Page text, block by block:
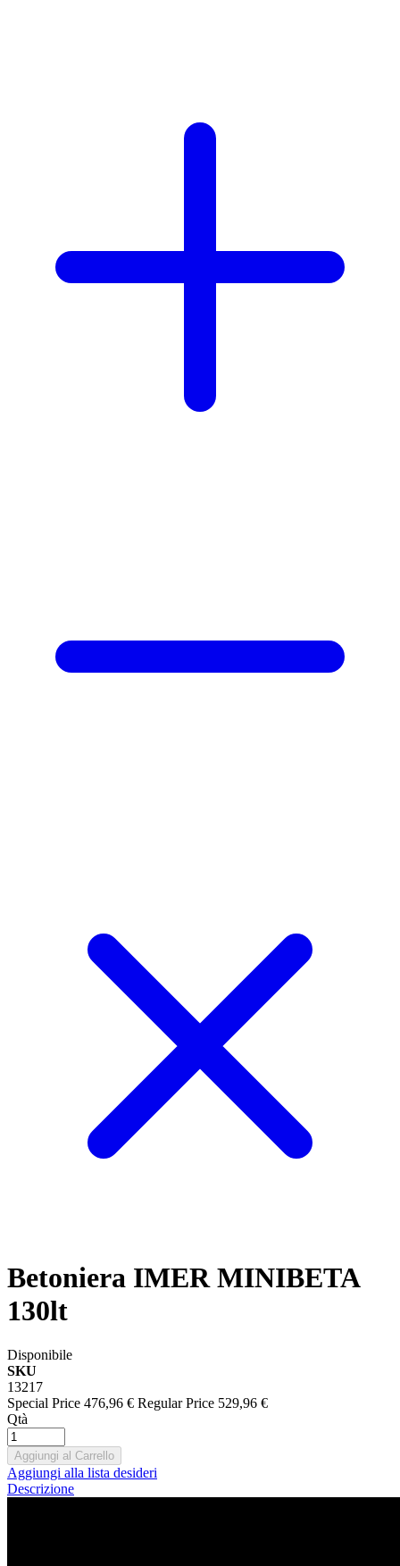
Betoniera IMER MINIBETA
130lt
Disponibile
SKU
13217
Special Price 476,96 € Regular Price 529,96 €
Qtà
Aggiungi al Carrello
Aggiungi alla lista desideri
Descrizione